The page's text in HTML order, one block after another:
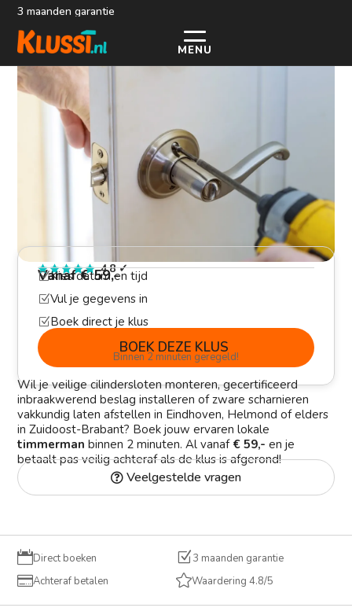
3 maanden garantie
MENU
Home > Timmerman
Hang en sluitwerk laten plaatsen
Vanaf € 59,-
4.8✓
ZKies datum en tijd
ZVul je gegevens in
ZBoek direct je klus
BOEK DEZE KLUS
Binnen 2 minuten geregeld!
Wil je veilige cilindersloten monteren, gecertificeerd
inbraakwerend beslag installeren of zware scharnieren
vakkundig laten afstellen in Eindhoven, Helmond of elders
in Zuidoost-Brabant? Boek jouw ervaren lokale
timmerman binnen 2 minuten. Al vanaf € 59,- en je
betaalt pas veilig achteraf als de klus is afgerond!
Veelgestelde vragen
Direct boeken Z3 maanden garantie
Achteraf betalen Waardering 4.8/5